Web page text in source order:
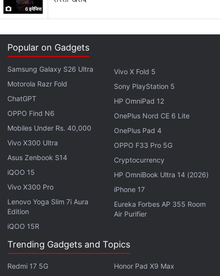
जियो फोन के स्पेसिफिकेशन
एक सिम वाले जियोफोन में 2.4 इंच का क्यूडब्ल्यूवीजीए (240x320
पिक्सल) डिस्प्ले है। इसमें 1.2 गीगाहर्ट्ज़ स्प्रेडट्रम SPRD
9820A/QC8905 डुअल कोर प्रोसेसर का इस्तेमाल हुआ है।
कार्ड इस्तेमाल कर पाएंगे।
6 इमेजिस
Popular on Gadgets
Samsung Galaxy S26 Ultra
Motorola Razr Fold
ChatGPT
OPPO Find N6
Mobiles Under Rs. 40,000
Vivo X300 Ultra
Asus Zenbook S14
iQOO 15
Vivo X300 Pro
Lenovo Yoga Slim 7i Aura
Edition
iQOO 15R
Vivo X Fold 5
Sony PlayStation 5
HP OmniPad 12
OnePlus Nord CE 6 Lite
OnePlus Pad 4
OPPO F33 Pro 5G
Cryptocurrency
HP OmniBook Ultra 14 (2026)
iPhone 17
Eureka Forbes AP 355 Room
Air Purifier
Trending Gadgets and Topics
Redmi 17 5G
Honor Pad X9 Max